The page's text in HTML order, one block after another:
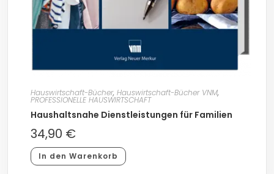
Hauswirtschaft-Bücher, Hauswirtschaft-Bücher VNM,
PROFESSIONELLE HAUSWIRTSCHAFT
Haushaltsnahe Dienstleistungen für Familien
34,90 €
In den Warenkorb